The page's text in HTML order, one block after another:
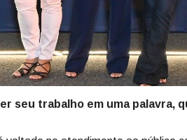
seu trabalho em uma palavra,